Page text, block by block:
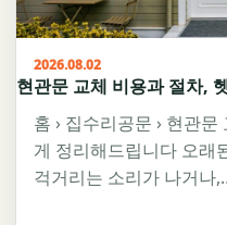
2026.08.02
현관문 교체 비용과 절차,
홈 › 집수리공문 › 현관
게 정리해드립니다 오래
걱거리는 소리가 나거나